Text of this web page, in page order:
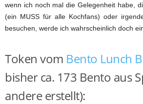
wenn ich noch mal die Gelegenheit habe,
(ein MUSS für alle Kochfans) oder
besuchen, werde ich wahrscheinlich doch
Token vom Bento Lunch
bisher ca. 173 Bento aus
andere erstellt):